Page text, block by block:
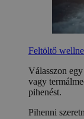
Feltöltő
Válasszon
vagy
pihenést.
Pihenni